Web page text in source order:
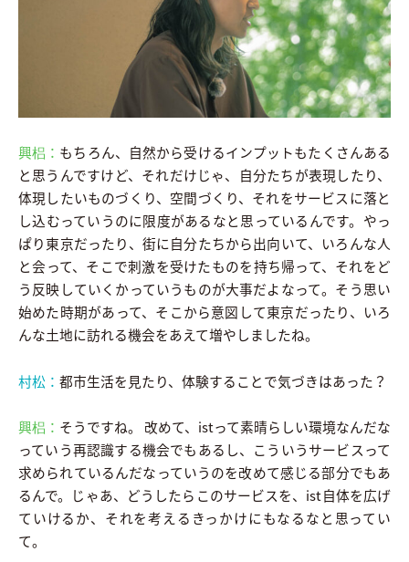
興梠： もちろん、自然から受けるインプットもたくさんある
と思うんですけど、それだけじゃ、自分たちが表現したり、
体現したいものづくり、空間づくり、それをサービスに落と
し込むっていうのに限度があるなと思っているんです。やっ
ぱり東京だったり、街に自分たちから出向いて、いろんな人
と会って、そこで刺激を受けたものを持ち帰って、それをど
う反映していくかっていうものが大事だよなって。そう思い
始めた時期があって、そこから意図して東京だったり、いろ
んな土地に訪れる機会をあえて増やしましたね。
村松： 都市生活を見たり、体験することで気づきはあった？
興梠： そうですね。 改めて、istって素晴らしい環境なんだな
っていう再認識する機会でもあるし、こういうサービスって
求められているんだなっていうのを改めて感じる部分でもあ
るんで。じゃあ、どうしたらこのサービスを、ist自体を広げ
ていけるか、それを考えるきっかけにもなるなと思ってい
て。